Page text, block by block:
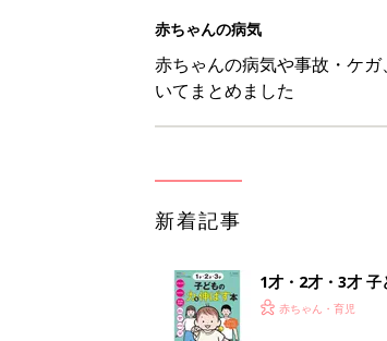
赤ちゃんの病気
赤ちゃんの病気や事故・ケ
いてまとめました
新着記事
1才・2才・3才
赤ちゃん・育児